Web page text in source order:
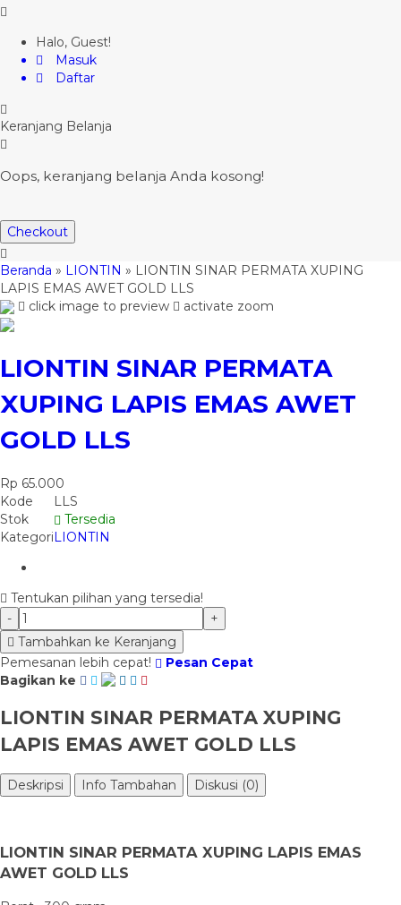
Halo, Guest!
Masuk
Daftar
Keranjang Belanja
Oops, keranjang belanja Anda kosong!
Checkout
Beranda » LIONTIN » LIONTIN SINAR PERMATA XUPING
LAPIS EMAS AWET GOLD LLS
click image to preview
activate zoom
LIONTIN SINAR PERMATA
XUPING LAPIS EMAS AWET
GOLD LLS
Rp 65.000
Kode
LLS
Stok
Tersedia
KategoriLIONTIN
Tentukan pilihan yang tersedia!
-
+
Tambahkan ke Keranjang
Pemesanan lebih cepat!
Pesan Cepat
Bagikan ke
LIONTIN SINAR PERMATA XUPING
LAPIS EMAS AWET GOLD LLS
Deskripsi Info Tambahan Diskusi (0)
LIONTIN SINAR PERMATA XUPING LAPIS EMAS
AWET GOLD LLS